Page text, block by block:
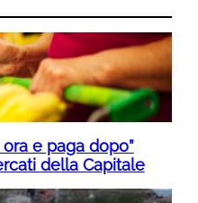
e paga dopo”
della Capitale